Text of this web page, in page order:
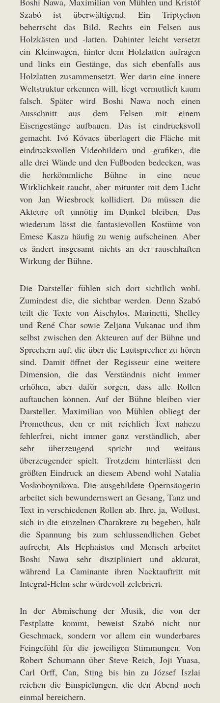
Szabó ist überwältigend. Ein Triptychon
beherrscht das Bild. Rechts ein Felsen aus
Holzkästen und -latten. Dahinter leicht versetzt
ein Kleinwagen, hinter dem Holzlatten aufragen
und links ein Gestänge, das sich ebenfalls aus
Holzlatten zusammensetzt. Wer darin eine innere
Weltstruktur erkennen will, liegt vermutlich kaum
falsch. Später wird Boshi Nawa noch einen
Ausschnitt aus dem Felsen mit einem
Eisengestänge aufbauen. Das ist eindrucksvoll
gemacht. Ivó Kóvacs überlagert die Fläche mit
eindrucksvollen Videobildern und -grafiken, die
alle drei Wände und den Fußboden bedecken, was
die herkömmliche Bühne in eine neue
Wirklichkeit taucht, aber mitunter mit dem Licht
von Jan Wiesbrock kollidiert. Da müssen die
Akteure oft unnötig im Dunkel bleiben. Das
wiederum lässt die fantasievollen Kostüme von
Emese Kasza häufig zu wenig aufscheinen. Aber
es ändert insgesamt nichts an der rauschhaften
Wirkung der Bühne.
Die Darsteller fühlen sich dort sichtlich wohl.
Zumindest die, die sichtbar werden. Denn Szabó
teilt die Texte von Aischylos, Marinetti, Shelley
und René Char sowie Zeljana Vukanac und ihm
selbst zwischen den Akteuren auf der Bühne und
Sprechern auf, die über die Lautsprecher zu hören
sind. Damit öffnet der Regisseur eine weitere
Dimension, die das Verständnis nicht immer
erhöhen, aber dafür sorgen, dass alle Rollen
auftauchen können. Auf der Bühne bleiben vier
Darsteller. Maximilian von Mühlen obliegt der
Prometheus, den er mit reichlich Text nahezu
fehlerfrei, nicht immer ganz verständlich, aber
sehr überzeugend spricht und weitaus
überzeugender spielt. Trotzdem hinterlässt den
größten Eindruck an diesem Abend wohl Natalia
Voskoboynikova. Die ausgebildete Opernsängerin
arbeitet sich bewundernswert an Gesang, Tanz und
Text in verschiedenen Rollen ab. Ihre, ja, Wollust,
sich in die einzelnen Charaktere zu begeben, hält
die Spannung bis zum schlussendlichen Gebet
aufrecht. Als Hephaistos und Mensch arbeitet
Boshi Nawa sehr diszipliniert und akkurat,
während La Caminante ihren Nacktauftritt mit
Integral-Helm sehr würdevoll zelebriert.
In der Abmischung der Musik, die von der
Festplatte kommt, beweist Szabó nicht nur
Geschmack, sondern vor allem ein wunderbares
Feingefühl für die jeweiligen Stimmungen. Von
Robert Schumann über Steve Reich, Joji Yuasa,
Carl Orff, Can, Sting bis hin zu József Iszlai
reichen die Einspielungen, die den Abend noch
einmal bereichern.